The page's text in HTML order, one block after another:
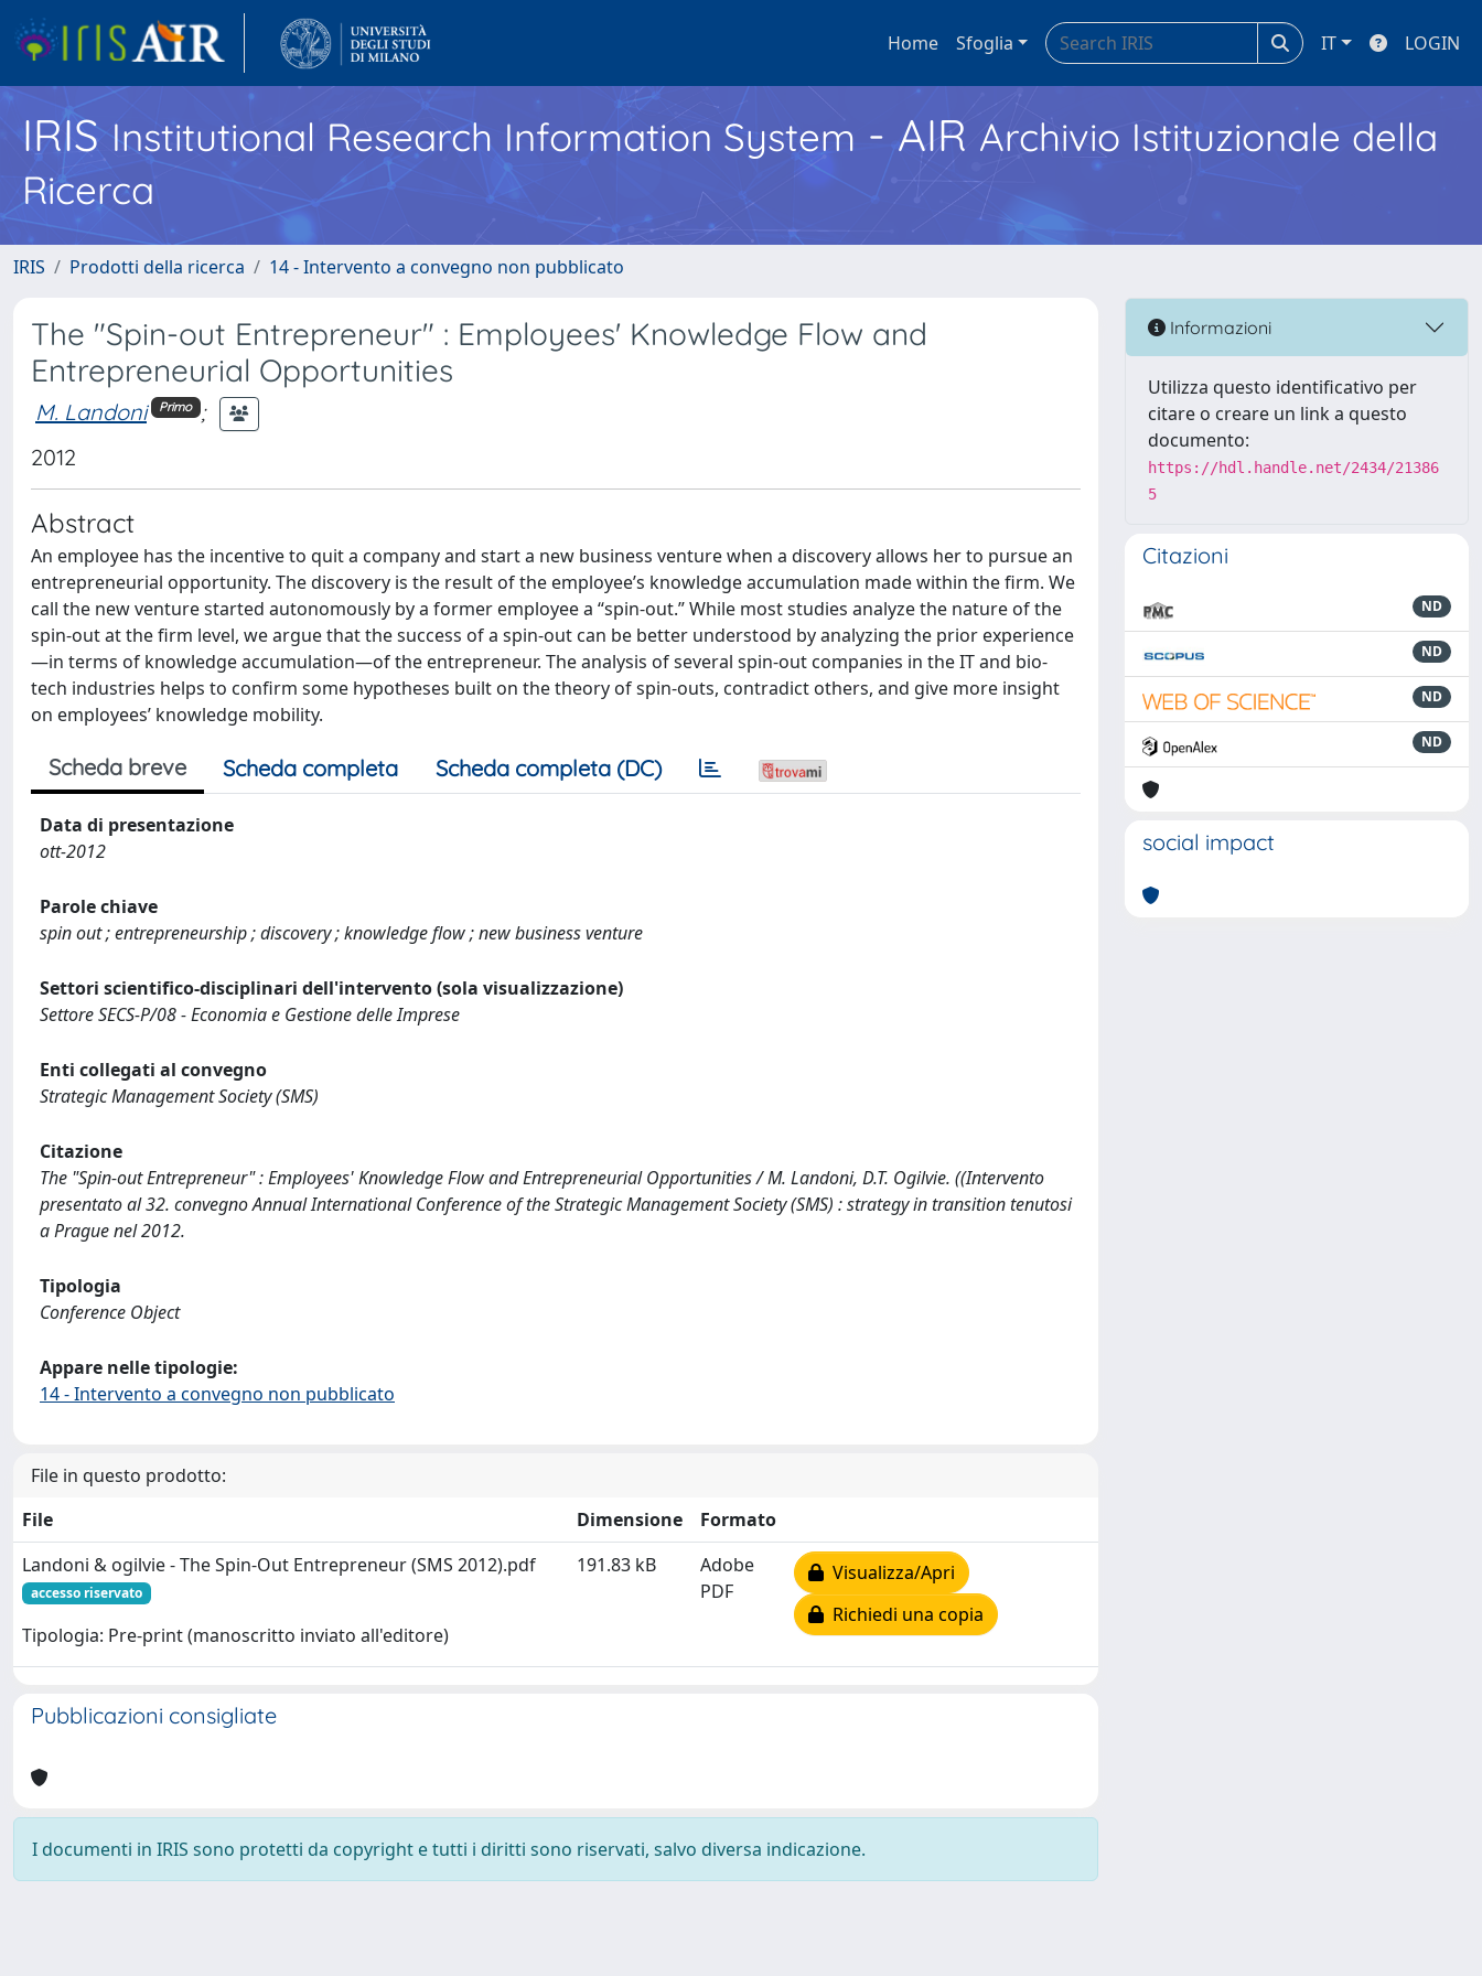
Home Sfoglia IT LOGIN
IRISInstitutional Research Information System - AIR Archivio Istituzionale della
Ricerca
IRIS Prodotti della ricerca 14 - Intervento a convegno non pubblicato
The "Spin-out Entrepreneur" : Employees' Knowledge Flow and
Entrepreneurial Opportunities
M. Landoni Primo ;
2012
Abstract
An employee has the incentive to quit a company and start a new business venture when a discovery allows her to pursue an
entrepreneurial opportunity. The discovery is the result of the employee’s knowledge accumulation made within the firm. We
call the new venture started autonomously by a former employee a “spin-out.” While most studies analyze the nature of the
spin-out at the firm level, we argue that the success of a spin-out can be better understood by analyzing the prior experience
—in terms of knowledge accumulation—of the entrepreneur. The analysis of several spin-out companies in the IT and bio-
tech industries helps to confirm some hypotheses built on the theory of spin-outs, contradict others, and give more insight
on employees’ knowledge mobility.
Scheda breve Scheda completa Scheda completa (DC)
Data di presentazione
ott-2012
Parole chiave
spin out ; entrepreneurship ; discovery ; knowledge flow ; new business venture
Settori scientifico-disciplinari dell'intervento (sola visualizzazione)
Settore SECS-P/08 - Economia e Gestione delle Imprese
Enti collegati al convegno
Strategic Management Society (SMS)
Citazione
The "Spin-out Entrepreneur" : Employees' Knowledge Flow and Entrepreneurial Opportunities / M. Landoni, D.T. Ogilvie. ((Intervento
presentato al 32. convegno Annual International Conference of the Strategic Management Society (SMS) : strategy in transition tenutosi
a Prague nel 2012.
Tipologia
Conference Object
Appare nelle tipologie:
14 - Intervento a convegno non pubblicato
File in questo prodotto:
File
Dimensione
Formato
Landoni & ogilvie - The Spin-Out Entrepreneur (SMS 2012).pdf
accesso riservato
Tipologia: Pre-print (manoscritto inviato all'editore)
191.83 kB
Adobe
PDF
Visualizza/Apri
Richiedi una copia
Pubblicazioni consigliate
I documenti in IRIS sono protetti da copyright e tutti i diritti sono riservati, salvo diversa indicazione.
Informazioni
Utilizza questo identificativo per
citare o creare un link a questo
documento:
https://hdl.handle.net/2434/21386
5
Citazioni
ND
ND
ND
ND
social impact